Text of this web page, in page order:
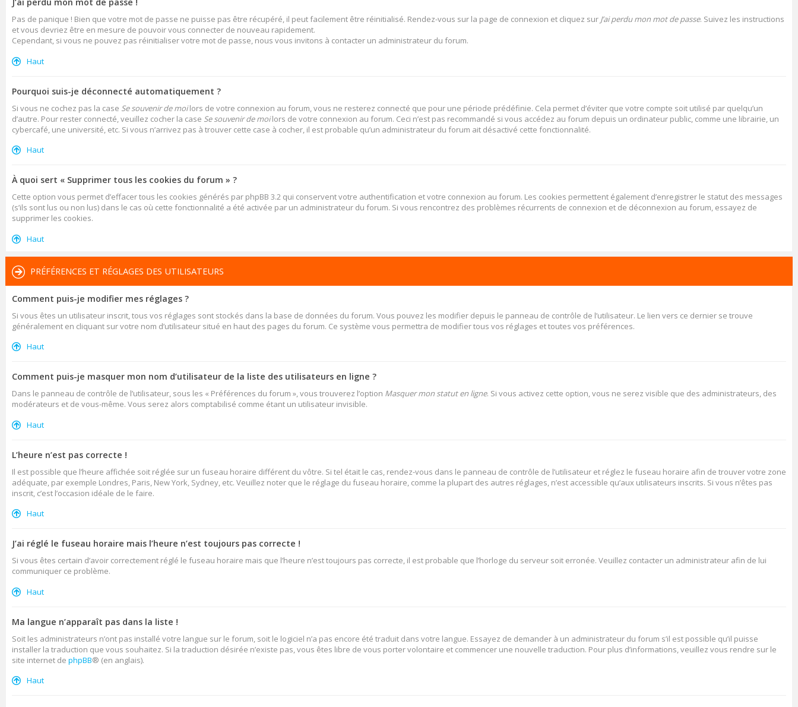
Pas de panique ! Bien que votre mot de passe ne puisse pas être récupéré, il peut facilement être réinitialisé. Rendez-vous sur la page de connexion et cliquez sur J’ai perdu mon mot de passe. Suivez les instructions
et vous devriez être en mesure de pouvoir vous connecter de nouveau rapidement.
Cependant, si vous ne pouvez pas réinitialiser votre mot de passe, nous vous invitons à contacter un administrateur du forum.
Haut
Pourquoi suis-je déconnecté automatiquement ?
Si vous ne cochez pas la case Se souvenir de moilors de votre connexion au forum, vous ne resterez connecté que pour une période prédéfinie. Cela permet d’éviter que votre compte soit utilisé par quelqu’un
d’autre. Pour rester connecté, veuillez cocher la case Se souvenir de moilors de votre connexion au forum. Ceci n’est pas recommandé si vous accédez au forum depuis un ordinateur public, comme une librairie, un
cybercafé, une université, etc. Si vous n’arrivez pas à trouver cette case à cocher, il est probable qu’un administrateur du forum ait désactivé cette fonctionnalité.
Haut
À quoi sert « Supprimer tous les cookies du forum » ?
Cette option vous permet d’effacer tous les cookies générés par phpBB 3.2 qui conservent votre authentification et votre connexion au forum. Les cookies permettent également d’enregistrer le statut des messages
(s’ils sont lus ou non lus) dans le cas où cette fonctionnalité a été activée par un administrateur du forum. Si vous rencontrez des problèmes récurrents de connexion et de déconnexion au forum, essayez de
supprimer les cookies.
Haut
PRÉFÉRENCES ET RÉGLAGES DES UTILISATEURS
Comment puis-je modifier mes réglages ?
Si vous êtes un utilisateur inscrit, tous vos réglages sont stockés dans la base de données du forum. Vous pouvez les modifier depuis le panneau de contrôle de l’utilisateur. Le lien vers ce dernier se trouve
généralement en cliquant sur votre nom d’utilisateur situé en haut des pages du forum. Ce système vous permettra de modifier tous vos réglages et toutes vos préférences.
Haut
Comment puis-je masquer mon nom d’utilisateur de la liste des utilisateurs en ligne ?
Dans le panneau de contrôle de l’utilisateur, sous les « Préférences du forum », vous trouverez l’option Masquer mon statut en ligne. Si vous activez cette option, vous ne serez visible que des administrateurs, des
modérateurs et de vous-même. Vous serez alors comptabilisé comme étant un utilisateur invisible.
Haut
L’heure n’est pas correcte !
Il est possible que l’heure affichée soit réglée sur un fuseau horaire différent du vôtre. Si tel était le cas, rendez-vous dans le panneau de contrôle de l’utilisateur et réglez le fuseau horaire afin de trouver votre zone
adéquate, par exemple Londres, Paris, New York, Sydney, etc. Veuillez noter que le réglage du fuseau horaire, comme la plupart des autres réglages, n’est accessible qu’aux utilisateurs inscrits. Si vous n’êtes pas
inscrit, c’est l’occasion idéale de le faire.
Haut
J’ai réglé le fuseau horaire mais l’heure n’est toujours pas correcte !
Si vous êtes certain d’avoir correctement réglé le fuseau horaire mais que l’heure n’est toujours pas correcte, il est probable que l’horloge du serveur soit erronée. Veuillez contacter un administrateur afin de lui
communiquer ce problème.
Haut
Ma langue n’apparaît pas dans la liste !
Soit les administrateurs n’ont pas installé votre langue sur le forum, soit le logiciel n’a pas encore été traduit dans votre langue. Essayez de demander à un administrateur du forum s’il est possible qu’il puisse
installer la traduction que vous souhaitez. Si la traduction désirée n’existe pas, vous êtes libre de vous porter volontaire et commencer une nouvelle traduction. Pour plus d’informations, veuillez vous rendre sur le
site internet de phpBB® (en anglais).
Haut